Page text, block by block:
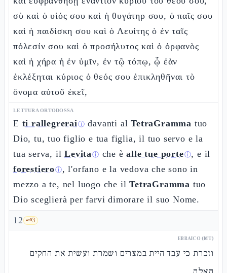
σὺ καὶ ὁ υἱός σου καὶ ἡ θυγάτηρ σου, ὁ παῖς σου
καὶ ἡ παιδίσκη σου καὶ ὁ Λευίτης ὁ ἐν ταῖς
πόλεσίν σου καὶ ὁ προσήλυτος καὶ ὁ ὀρφανὸς
καὶ ἡ χήρα ἡ ἐν ὑμῖν, ἐν τῷ τόπῳ, ᾧ ἐὰν
ἐκλέξηται κύριος ὁ θεός σου ἐπικληθῆναι τὸ
ὄνομα αὐτοῦ ἐκεῖ,
LETTURA ORTODOSSA
E ti rallegreraiⓘ davanti alTetraGramma tuo
Dio, tu, tuo figlio e tua figlia, il tuo servo e la
tua serva, ilLevitaⓘ che èalle tue porteⓘ, e il
forestieroⓘ, l'orfano e la vedova che sono in
mezzo a te, nel luogo che ilTetraGramma tuo
Dio sceglierà per farvi dimorare il suo Nome.
12 🗝️3
EBRAICO (MT)
וזכרת כי עבד היית במצרים ושמרת ועשית את החקים